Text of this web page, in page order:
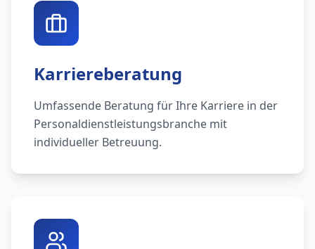
Karriereberatung
Umfassende Beratung für Ihre Karriere in der
Personaldienstleistungsbranche mit
individueller Betreuung.